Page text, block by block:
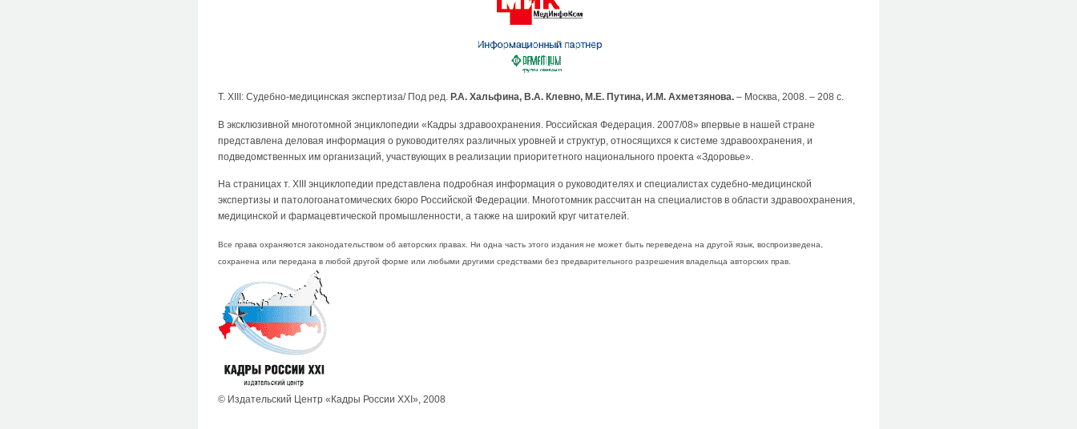
Т. XIII: Судебно-медицинская экспертиза/ Под ред. Р.А. Хальфина, В.А. Клевно, М.Е. Путина, И.М. Ахметзянова. – Москва, 2008. – 208 с.
В эксклюзивной многотомной энциклопедии «Кадры здравоохранения. Российская Федерация. 2007/08» впервые в нашей стране
представлена деловая информация о руководителях различных уровней и структур, относящихся к системе здравоохранения, и
подведомственных им организаций, участвующих в реализации приоритетного национального проекта «Здоровье».
На страницах т. XIII энциклопедии представлена подробная информация о руководителях и специалистах судебно-медицинской
экспертизы и патологоанатомических бюро Российской Федерации. Многотомник рассчитан на специалистов в области здравоохранения,
медицинской и фармацевтической промышленности, а также на широкий круг читателей.
Все права охраняются законодательством об авторских правах. Ни одна часть этого издания не может быть переведена на другой язык, воспроизведена,
сохранена или передана в любой другой форме или любыми другими средствами без предварительного разрешения владельца авторских прав.
© Издательский Центр «Кадры России XXI», 2008